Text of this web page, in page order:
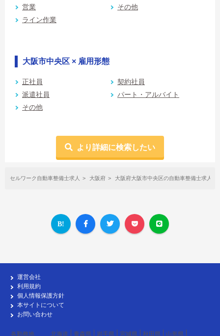
営業
その他
ライン作業
大阪市中央区 × 雇用形態
正社員
契約社員
派遣社員
パート・アルバイト
その他
より詳細に検索したい
セルワーク自動車整備士求人 大阪府 大阪府大阪市中央区の自動車整備士求人
運営会社
利用規約
個人情報保護方針
本サイトについて
お問い合わせ
各勤務地 北海道 青森県 岩手県 宮城県 秋田県 山形県